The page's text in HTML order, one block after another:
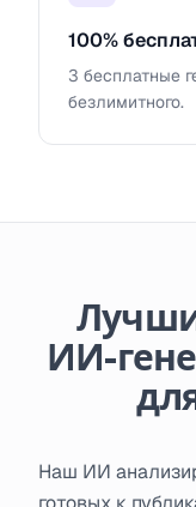
100%
3 бесплатные
безлимитного.
ИИ-
Наш ИИ